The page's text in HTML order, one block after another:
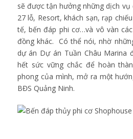
sẽ được tận hưởng những dịch
27 lỗ, Resort, khách sạn, rạp
tế, bến đáp phi cơ…và vô vàn
đồng khác. Có thể nói, nhờ
dự án Dự án Tuần Châu Marina
hết sức vững chắc để hoàn
phong của mình, mở ra một
BĐS Quảng Ninh.